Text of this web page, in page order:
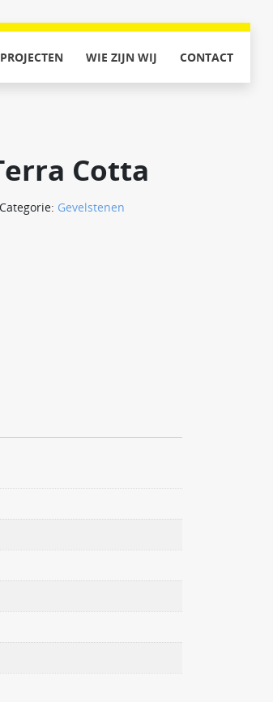
PROJECTEN WIE ZIJN WIJ CONTACT
Cotta
Categorie: Gevelstenen